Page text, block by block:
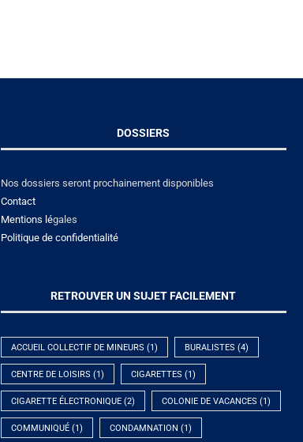
DOSSIERS
Nos dossiers seront prochainement disponibles
Contact
Mentions légales
Politique de confidentialité
RETROUVER UN SUJET FACILEMENT
ACCUEIL COLLECTIF DE MINEURS (1) BURALISTES (4)
CENTRE DE LOISIRS (1) CIGARETTES (1)
CIGARETTE ÉLECTRONIQUE(2) COLONIE DE VACANCES (1)
COMMUNIQUÉ(1) CONDAMNATION (1)